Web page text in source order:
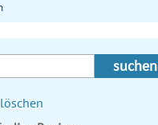
suchen
löschen